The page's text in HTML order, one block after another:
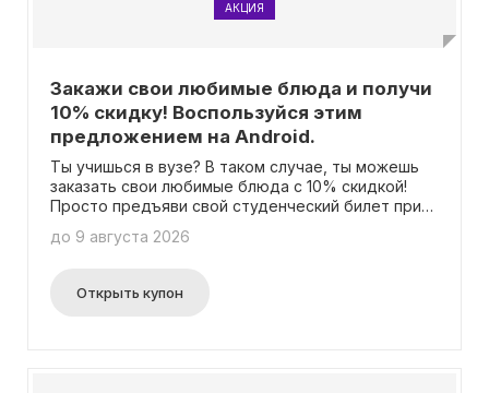
АКЦИЯ
Закажи свои любимые блюда и получи
10% скидку! Воспользуйся этим
предложением на Android.
Ты учишься в вузе? В таком случае, ты можешь
заказать свои любимые блюда с 10% скидкой!
Просто предъяви свой студенческий билет при
на всё меню, за исключением обедов и алкоголя.
покажи свой студенческий билет и наслаждайся
вкусными блюдами по выгодной цене!
до 9 августа 2026
Открыть купон